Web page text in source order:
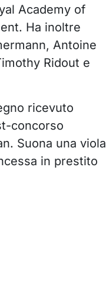
Academy of
Ha inoltre
Antoine
Ridout e
ricevuto
concorso
Suona una viola
in prestito